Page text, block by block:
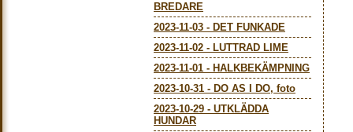
BREDARE
2023-11-03 - DET FUNKADE
2023-11-02 - LUTTRAD LIME
2023-11-01 - HALKBEKÄMPNING
2023-10-31 - DO AS I DO, foto
2023-10-29 - UTKLÄDDA
HUNDAR